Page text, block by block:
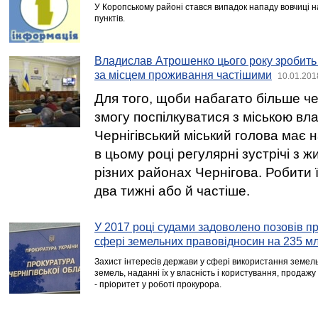
У Коропському районі стався випадок нападу вовчиці
пунктів.
Владислав Атрошенко цього року зробить
за місцем проживання частішими
Для того, щоби набагато більше
змогу поспілкуватися з міською
Чернігівський міський голова має
в цьому році регулярні зустрічі з
різних районах Чернігова. Робити
два тижні або й частіше.
У 2017 році судами задоволено позовів
сфері земельних правовідносин на 235
Захист інтересів держави у сфері використання
земель, наданні їх у власність і користування,
- пріоритет у роботі прокурора.